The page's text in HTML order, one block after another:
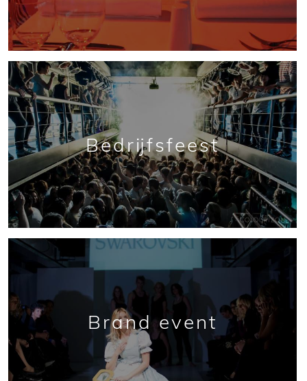
Bedrijfsfeest
Brand event